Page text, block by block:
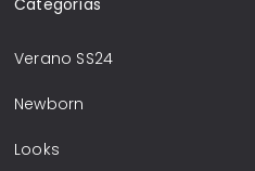
Categorías
Verano SS24
Newborn
Looks